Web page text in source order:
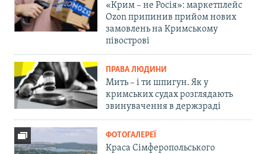
«Крим – не Росія»: маркетплейс
Ozon припинив прийом нових
замовлень на Кримському
півострові
ПРАВА ЛЮДИНИ
Мить – і ти шпигун. Як у
кримських судах розглядають
звинувачення в держзраді
ФОТОГАЛЕРЕЇ
Краса Сімферопольського